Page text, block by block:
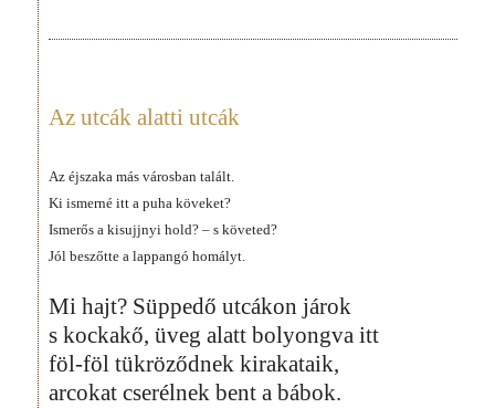
Az utcák alatti utcák
Az éjszaka más városban talált.
Ki ismerné itt a puha köveket?
Ismerős a kisujjnyi hold? – s követed?
Jól beszőtte a lappangó homályt.
Mi hajt? Süppedő utcákon járok
s kockakő, üveg alatt bolyongva itt
föl-föl tükröződnek kirakataik,
arcokat cserélnek bent a bábok.